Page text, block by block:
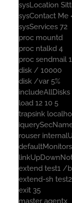
sysLocation
sysContact Me
sysServices 72
proc mountd
proc ntalkd 4
proc sendmail
disk / 10000
disk /var 5%
includeAllDisks
load 12 10 5
trapsink
rouser
extend test1 /
extend-sh
exit 35
master agentx